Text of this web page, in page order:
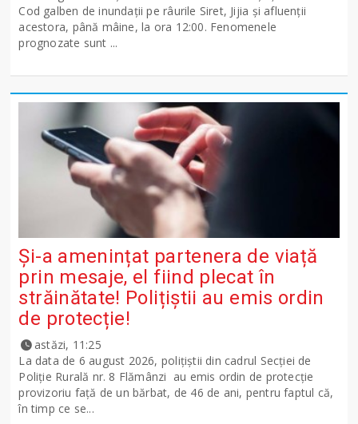
Cod galben de inundații pe râurile Siret, Jijia și afluenții
acestora, până mâine, la ora 12:00. Fenomenele
prognozate sunt ...
Și-a amenințat partenera de viață
prin mesaje, el fiind plecat în
străinătate! Polițiștii au emis ordin
de protecție!
astăzi, 11:25
La data de 6 august 2026, polițiștii din cadrul Secției de
Poliție Rurală nr. 8 Flămânzi au emis ordin de protecție
provizoriu față de un bărbat, de 46 de ani, pentru faptul că,
în timp ce se...